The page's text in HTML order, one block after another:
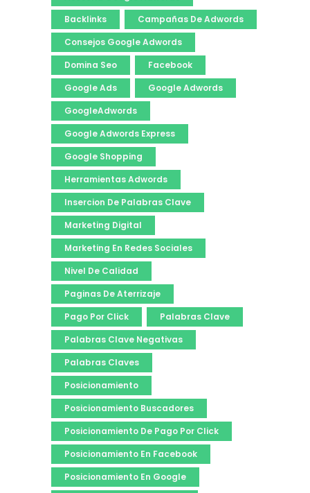
Backlinks
Campañas De Adwords
Consejos Google Adwords
Domina Seo
Facebook
Google Ads
Google Adwords
GoogleAdwords
Google Adwords Express
Google Shopping
Herramientas Adwords
Insercion De Palabras Clave
Marketing Digital
Marketing En Redes Sociales
Nivel De Calidad
Paginas De Aterrizaje
Pago Por Click
Palabras Clave
Palabras Clave Negativas
Palabras Claves
Posicionamiento
Posicionamiento Buscadores
Posicionamiento De Pago Por Click
Posicionamiento En Facebook
Posicionamiento En Google